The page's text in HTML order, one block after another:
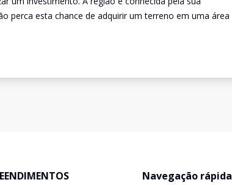
perca esta chance de adquirir um terreno em uma área
Navegação rápida